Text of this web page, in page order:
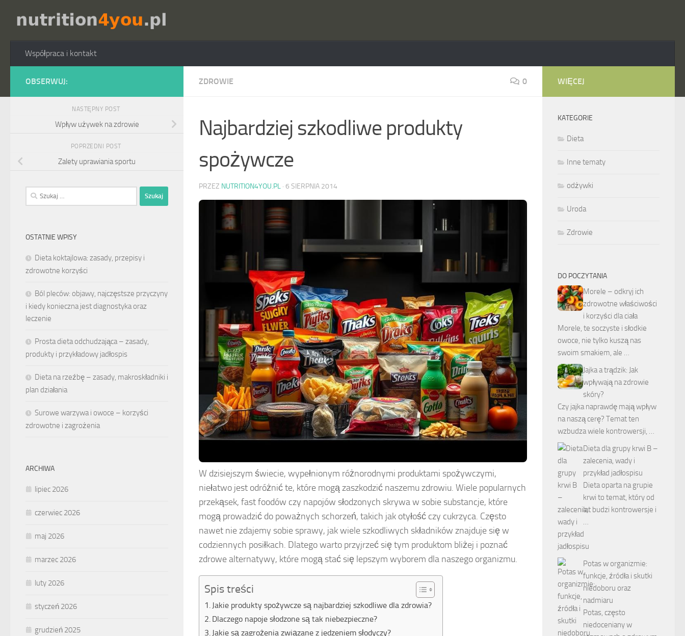
Przejdź do treści
Współpraca i kontakt
ZDROWIE 0
Najbardziej szkodliwe produkty
spożywcze
PRZEZ NUTRITION4YOU.PL · 6 SIERPNIA 2014
W dzisiejszym świecie, wypełnionym różnorodnymi produktami spożywczymi,
niełatwo jest odróżnić te, które mogą zaszkodzić naszemu zdrowiu. Wiele popularnych
przekąsek, fast foodów czy napojów słodzonych skrywa w sobie substancje, które
mogą prowadzić do poważnych schorzeń, takich jak otyłość czy cukrzyca. Często
nawet nie zdajemy sobie sprawy, jak wiele szkodliwych składników znajduje się w
codziennych posiłkach. Dlatego warto przyjrzeć się tym produktom bliżej i poznać
zdrowe alternatywy, które mogą stać się lepszym wyborem dla naszego organizmu.
Spis treści
Jakie produkty spożywcze są najbardziej szkodliwe dla zdrowia?
Dlaczego napoje słodzone są tak niebezpieczne?
Jakie są zagrożenia związane z jedzeniem słodyczy?
OBSERWUJ:
NASTĘPNY POST
Wpływ używek na zdrowie
POPRZEDNI POST
Zalety uprawiania sportu
Szukaj:
OSTATNIE WPISY
Dieta koktajlowa: zasady, przepisy i
zdrowotne korzyści
Ból pleców: objawy, najczęstsze przyczyny
i kiedy konieczna jest diagnostyka oraz
leczenie
Prosta dieta odchudzająca – zasady,
produkty i przykładowy jadłospis
Dieta na rzeźbę – zasady, makroskładniki i
plan działania
Surowe warzywa i owoce – korzyści
zdrowotne i zagrożenia
ARCHIWA
lipiec 2026
czerwiec 2026
maj 2026
marzec 2026
luty 2026
styczeń 2026
grudzień 2025
WIĘCEJ
KATEGORIE
Dieta
Inne tematy
odżywki
Uroda
Zdrowie
DO POCZYTANIA
Morele – odkryj ich
zdrowotne właściwości
i korzyści dla ciała
Morele, te soczyste i słodkie
owoce, nie tylko kuszą nas
swoim smakiem, ale …
Jajka a trądzik: Jak
wpływają na zdrowie
skóry?
Czy jajka naprawdę mają wpływ
na naszą cerę? Temat ten
wzbudza wiele kontrowersji, …
Dieta dla grupy krwi B –
zalecenia, wady i
przykład jadłospisu
Dieta oparta na grupie
krwi to temat, który od
lat budzi kontrowersje i
…
Potas w organizmie:
funkcje, źródła i skutki
niedoboru oraz
nadmiaru
Potas, często
niedoceniany w